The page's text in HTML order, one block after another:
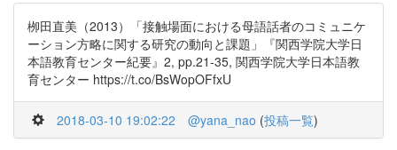
栁田直美（2013）「接触場面における母語話者のコミュニケ
ーション方略に関する研究の動向と課題」『関西学院大学日
本語教育センター紀要』2, pp.21-35, 関西学院大学日本語教
育センター https://t.co/BsWopOFfxU
2018-03-10 19:02:22 @yana_nao (投稿一覧)